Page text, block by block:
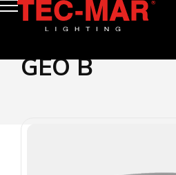
GEO B